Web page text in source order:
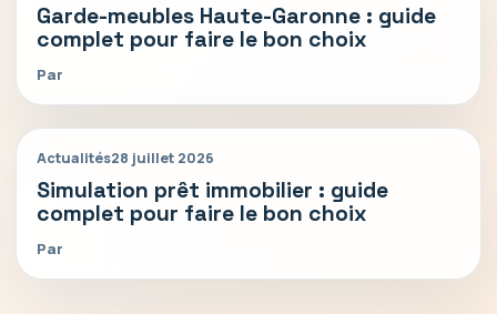
Garde-meubles Haute-Garonne : guide
complet pour faire le bon choix
Par
Actualités28 juillet 2026
Simulation prêt immobilier : guide
complet pour faire le bon choix
Par